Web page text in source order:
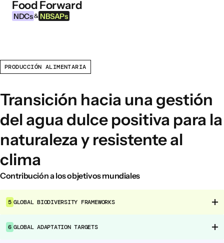
Ir al contenido
Food Forward
NDCs & NBSAPs
INFORMACIÓN
Acerca de esta herramienta
¿Qué son los NDCs?
¿Qué son las NBSAPs?
Por qué actuar sobre la agricultura y los
sistemas alimentarios
ÁREAS DE INTERVENCIÓN ALIMENTARIA
Entorno alimentario
Gobernanza alimentaria
Producción alimentaria
Cadenas de suministro alimentario
PRODUCCIÓN ALIMENTARIA
Transición hacia una gestión
del agua dulce positiva para la
naturaleza y resistente al
clima
Contribución a los objetivos mundiales
5 GLOBAL BIODIVERSITY FRAMEWORKS
6 GLOBAL ADAPTATION TARGETS